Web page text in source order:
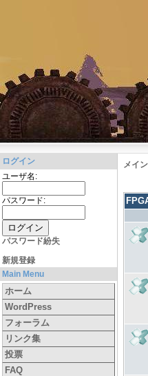
ログイン
ユーザ名:
パスワード:
パスワード紛失
新規登録
Main Menu
ホーム
WordPress
フォーラム
リンク集
投票
FAQ
メイン